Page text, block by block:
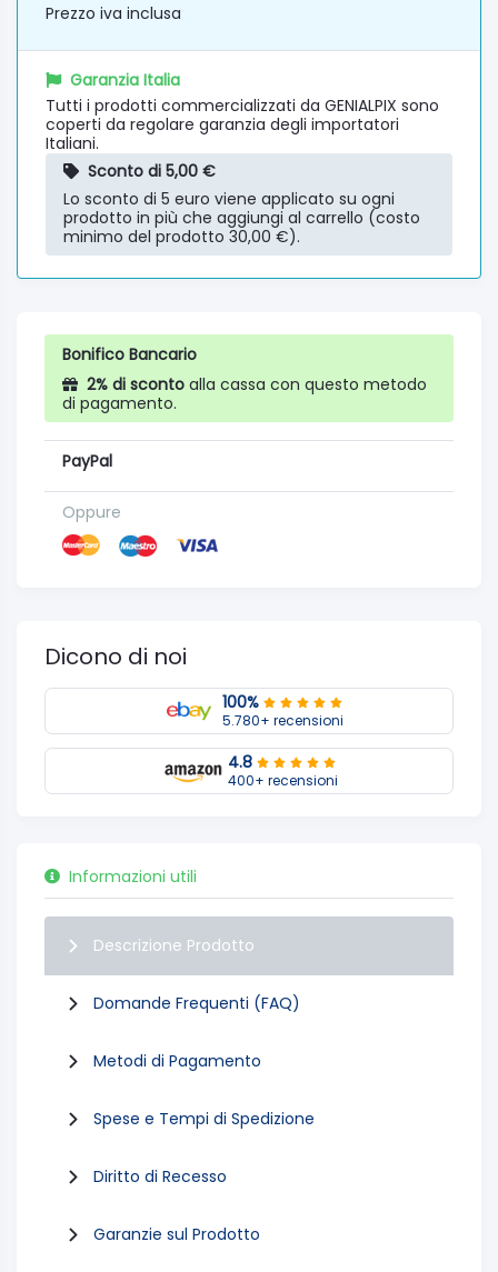
Prezzo iva inclusa
Garanzia Italia
Tutti i prodotti commercializzati da GENIALPIX sono
coperti da regolare garanzia degli importatori
Italiani.
Sconto di 5,00 €
Lo sconto di 5 euro viene applicato su ogni
prodotto in più che aggiungi al carrello (costo
minimo del prodotto 30,00 €).
Bonifico Bancario
2% di sconto alla cassa con questo metodo
di pagamento.
PayPal
Oppure
Dicono di noi
100%
5.780+ recensioni
4.8
400+ recensioni
Informazioni utili
Descrizione Prodotto
Domande Frequenti (FAQ)
Metodi di Pagamento
Spese e Tempi di Spedizione
Diritto di Recesso
Garanzie sul Prodotto